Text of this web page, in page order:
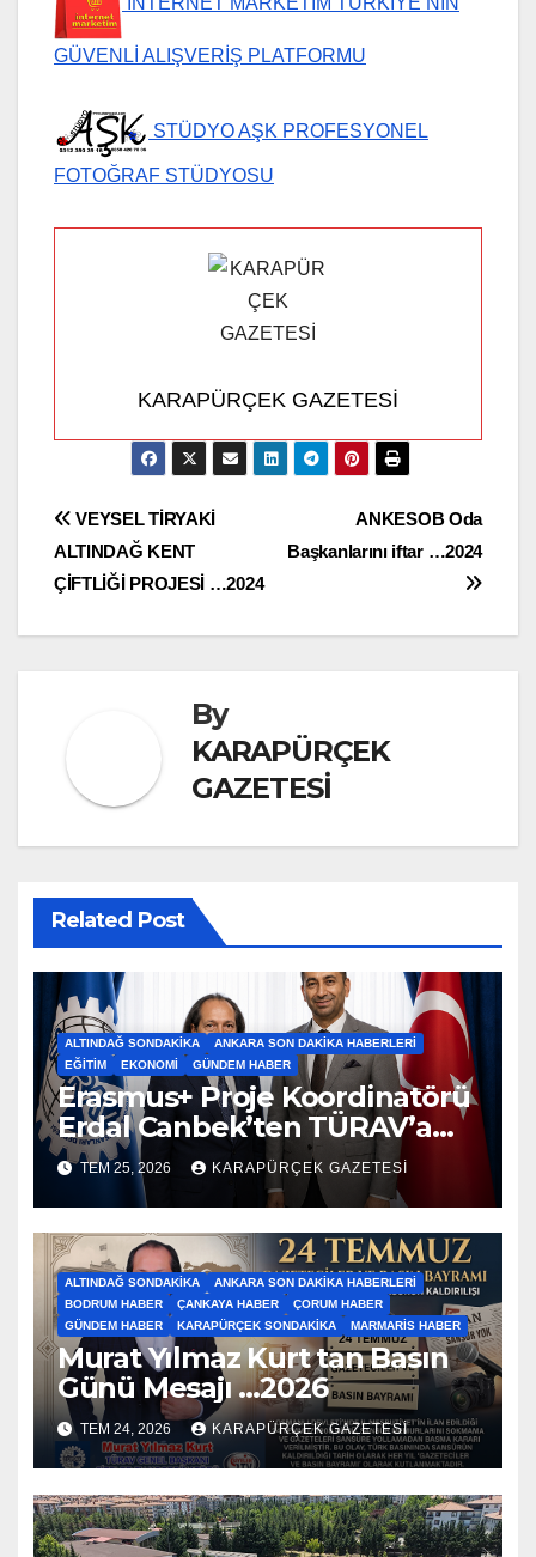
GÜVENLİ ALIŞVERİŞ PLATFORMU
STÜDYO AŞK PROFESYONEL
FOTOĞRAF STÜDYOSU
KARAPÜRÇEK GAZETESİ
Yazı
gezinmesi
ANKESOB Oda
Başkanlarını iftar …2024
VEYSEL TİRYAKİ
ALTINDAĞ KENT
ÇİFTLİĞİ PROJESİ …2024
By
KARAPÜRÇEK
GAZETESİ
Related Post
ALTINDAĞ SONDAKIKA
ANKARA SON DAKIKA HABERLERI
EĞITIM
EKONOMI GÜNDEM HABER
Erasmus+ Proje Koordinatörü
Erdal Canbek’ten TÜRAV’a
Ziyaret…2026
TEM 25, 2026 KARAPÜRÇEK GAZETESİ
ALTINDAĞ SONDAKIKA
ANKARA SON DAKIKA HABERLERI
BODRUM HABER
ÇANKAYA HABER
ÇORUM HABER
GÜNDEM HABER
KARAPÜRÇEK SONDAKIKA MARMARIS HABER
Murat Yılmaz Kurt tan Basın
Günü Mesajı …2026
TEM 24, 2026 KARAPÜRÇEK GAZETESİ